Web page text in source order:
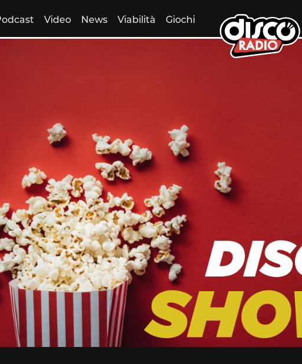
Video News Viabilità Giochi